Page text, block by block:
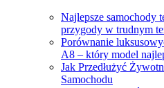
Najlepsze samochody
przygody w trudnym
Porównanie
A8 – który model
Jak Przedłużyć
Samochodu